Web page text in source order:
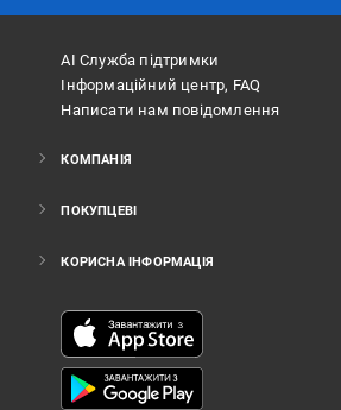
АІ Служба підтримки
Інформаційний центр, FAQ
Написати нам повідомлення
КОМПАНІЯ
ПОКУПЦЕВІ
КОРИСНА ІНФОРМАЦІЯ